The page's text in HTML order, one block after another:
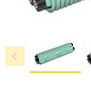
chevron_left